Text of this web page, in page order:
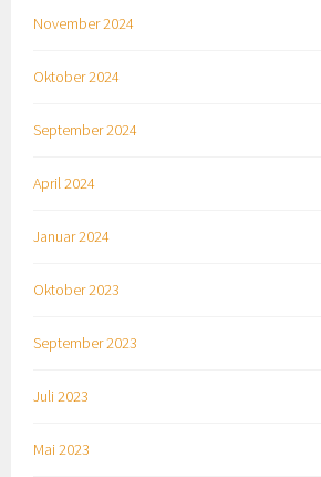
November 2024
Oktober 2024
September 2024
April 2024
Januar 2024
Oktober 2023
September 2023
Juli 2023
Mai 2023